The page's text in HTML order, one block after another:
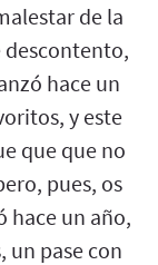
de la
descontento,
hace un
y este
que que no
pues, os
hace un año,
un pase con